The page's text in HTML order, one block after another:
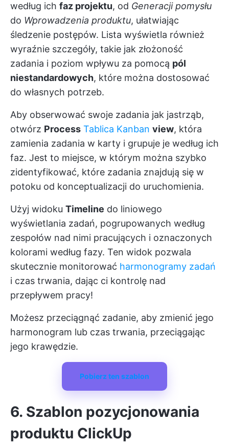
według ich faz projektu, od Generacji pomysłu
do Wprowadzenia produktu, ułatwiając
śledzenie postępów. Lista wyświetla również
wyraźnie szczegóły, takie jak złożoność
zadania i poziom wpływu za pomocą pól
niestandardowych, które można dostosować
do własnych potrzeb.
Aby obserwować swoje zadania jak jastrząb,
otwórz Process Tablica Kanban view, która
zamienia zadania w karty i grupuje je według ich
faz. Jest to miejsce, w którym można szybko
zidentyfikować, które zadania znajdują się w
potoku od konceptualizacji do uruchomienia.
Użyj widoku Timeline do liniowego
wyświetlania zadań, pogrupowanych według
zespołów nad nimi pracujących i oznaczonych
kolorami według fazy. Ten widok pozwala
skutecznie monitorować harmonogramy zadań
i czas trwania, dając ci kontrolę nad
przepływem pracy!
Możesz przeciągnąć zadanie, aby zmienić jego
harmonogram lub czas trwania, przeciągając
jego krawędzie.
Pobierz ten szablon
6. Szablon pozycjonowania
produktu ClickUp